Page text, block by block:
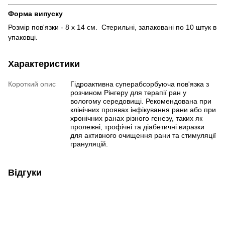
Форма випуску
Розмір пов'язки - 8 х 14 см. Стерильні, запаковані по 10 штук в
упаковці.
Характеристики
Короткий опис
Гідроактивна суперабсорбуюча пов'язка з
розчином Рінгеру для терапії ран у
вологому середовищі. Рекомендована при
клінічних проявах інфікування рани або при
хронічних ранах різного генезу, таких як
пролежні, трофічні та діабетичні виразки
для активного очищення рани та стимуляції
грануляцій.
Відгуки